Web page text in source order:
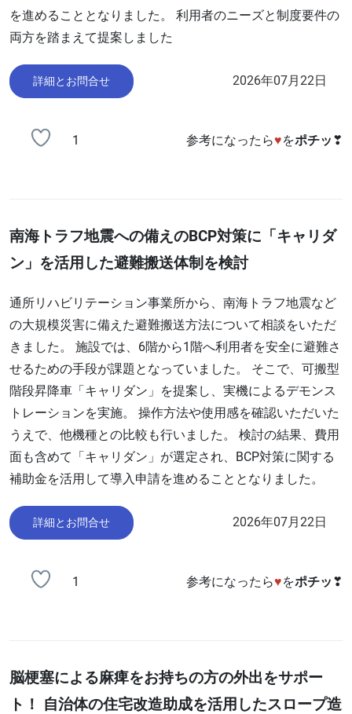
を進めることとなりました。 利用者のニーズと制度要件の
両方を踏まえて提案しました
詳細とお問合せ 2026年07月22日
1 参考になったら♥をポチッ ❣
南海トラフ地震への備えのBCP対策に「キャリダ
ン」を活用した避難搬送体制を検討
通所リハビリテーション事業所から、南海トラフ地震など
の大規模災害に備えた避難搬送方法について相談をいただ
きました。 施設では、6階から1階へ利用者を安全に避難さ
せるための手段が課題となっていました。 そこで、可搬型
階段昇降車「キャリダン」を提案し、実機によるデモンス
トレーションを実施。 操作方法や使用感を確認いただいた
うえで、他機種との比較も行いました。 検討の結果、費用
面も含めて「キャリダン」が選定され、BCP対策に関する
補助金を活用して導入申請を進めることとなりました。
詳細とお問合せ 2026年07月22日
1 参考になったら♥をポチッ ❣
脳梗塞による麻痺をお持ちの方の外出をサポー
ト！ 自治体の住宅改造助成を活用したスロープ造